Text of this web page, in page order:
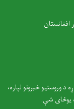
افغانستان
د وروستیو خبرونو لپاره،
یوځای شې.